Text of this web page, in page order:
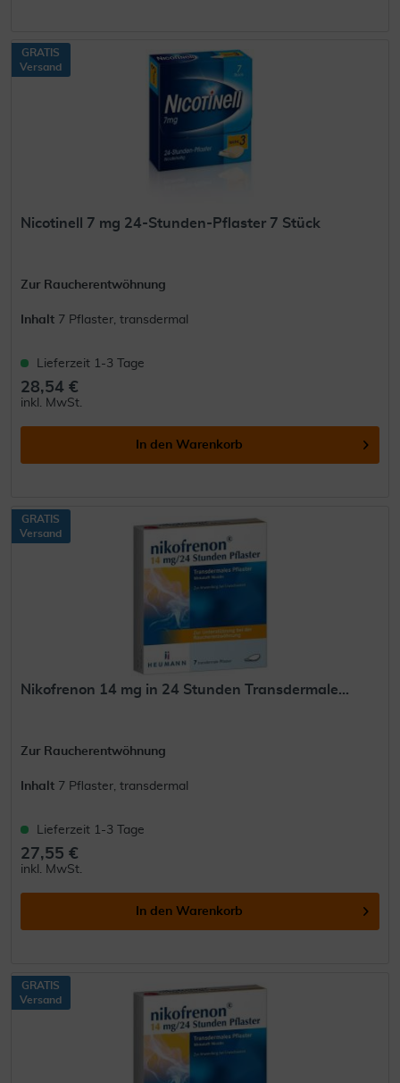
GRATIS
Versand
Nicotinell 7 mg 24-Stunden-Pflaster 7 Stück
Zur Raucherentwöhnung
Inhalt 7 Pflaster, transdermal
Lieferzeit 1-3 Tage
28,54 €
inkl. MwSt.
In den Warenkorb
GRATIS
Versand
Nikofrenon 14 mg in 24 Stunden Transdermale...
Zur Raucherentwöhnung
Inhalt 7 Pflaster, transdermal
Lieferzeit 1-3 Tage
27,55 €
inkl. MwSt.
In den Warenkorb
GRATIS
Versand